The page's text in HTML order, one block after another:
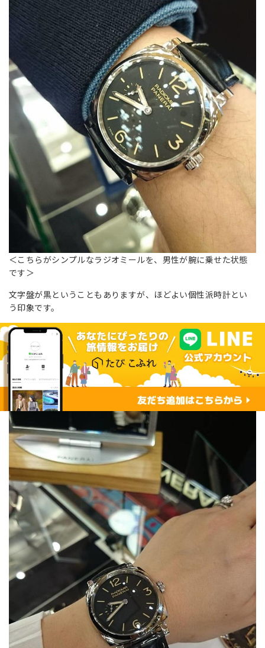
＜こちらがシンプルなラジオミールを、男性が腕に乗せた状態
です＞
文字盤が黒ということもありますが、ほどよい個性派時計とい
う印象です。